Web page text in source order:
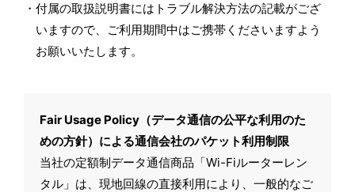
付属の取扱説明書にはトラブル解決方法の記載がござ
いますので、ご利用期間中はご携帯くださいますよう
お願いいたします。
Fair Usage Policy（データ通信の公平な利用のた
めの方針）による通信会社のパケット利用制限
当社の定額制データ通信商品「Wi-Fiルーターレン
タル」は、現地回線の直接利用により、一般的なご